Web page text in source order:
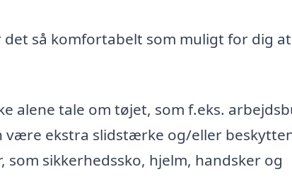
så komfortabelt som muligt for dig at
alene tale om tøjet, som f.eks.
være ekstra slidstærke og/eller
sikkerhedssko, hjelm, handsker og